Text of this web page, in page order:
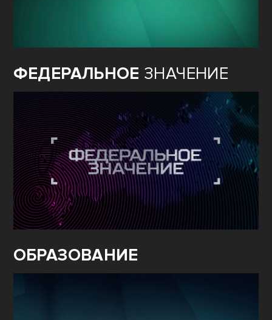
ФЕДЕРАЛЬНОЕ ЗНАЧЕНИЕ
ОБРАЗОВАНИЕ